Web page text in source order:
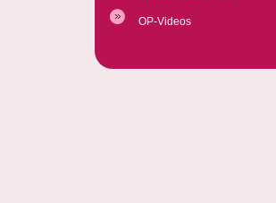
OP-Videos